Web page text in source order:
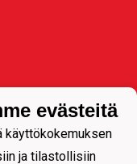
evästeitä
käyttökokemuksen
ja tilastollisiin